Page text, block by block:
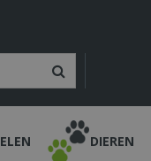
DIEREN